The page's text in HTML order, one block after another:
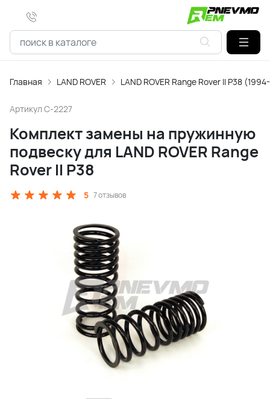
Главная LAND ROVER LAND ROVER Range Rover II P38
Артикул C-2227
Комплект замены на пружинную
подвеску для LAND ROVER Range
Rover II P38
5 7 отзывов